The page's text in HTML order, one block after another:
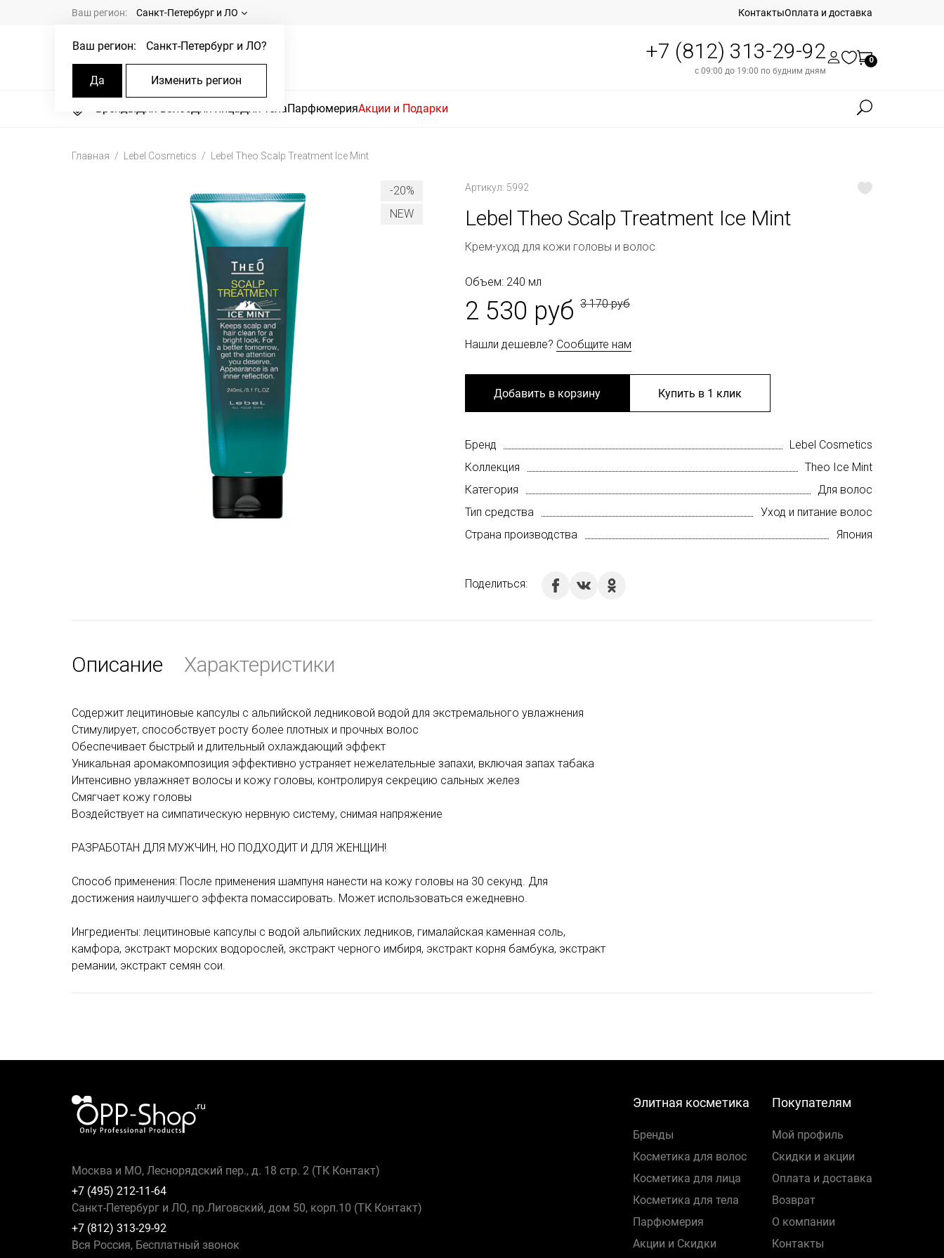
Ваш регион: Санкт-Петербург и ЛО
Ваш регион: Санкт-Петербург и ЛО?
Да Изменить регион
КонтактыОплата и доставка
+7 (812) 313-29-92
с 09:00 до 19:00 по будним дням
0
БрендыДля волосДля лицаДля телаПарфюмерияАкции и Подарки
Главная Lebel Cosmetics Lebel Theo Scalp Treatment Ice Mint
-20%
NEW
Артикул: 5992
Lebel Theo Scalp Treatment Ice Mint
Крем-уход для кожи головы и волос
Объем: 240 мл
2 530 руб 3 170 руб
Нашли дешевле? Сообщите нам
Добавить в корзину Купить в 1 клик
Бренд
Lebel Cosmetics
Коллекция
Theo Ice Mint
Категория
Для волос
Тип средства
Уход и питание волос
Страна производства
Япония
Поделиться:
Описание Характеристики
Содержит лецитиновые капсулы с альпийской ледниковой водой для экстремального увлажнения
Стимулирует, способствует росту более плотных и прочных волос
Обеспечивает быстрый и длительный охлаждающий эффект
Уникальная аромакомпозиция эффективно устраняет нежелательные запахи, включая запах табака
Интенсивно увлажняет волосы и кожу головы, контролируя секрецию сальных желез
Смягчает кожу головы
Воздействует на симпатическую нервную систему, снимая напряжение
РАЗРАБОТАН ДЛЯ МУЖЧИН, НО ПОДХОДИТ И ДЛЯ ЖЕНЩИН!
Способ применения: После применения шампуня нанести на кожу головы на 30 секунд. Для
достижения наилучшего эффекта помассировать. Может использоваться ежедневно.
Ингредиенты: лецитиновые капсулы с водой альпийских ледников, гималайская каменная соль,
камфора, экстракт морских водорослей, экстракт черного имбиря, экстракт корня бамбука, экстракт
ремании, экстракт семян сои.
Москва и МО, Леснорядский пер., д. 18 стр. 2 (ТК Контакт)
+7 (495) 212-11-64
Санкт-Петербург и ЛО, пр.Лиговский, дом 50, корп.10 (ТК Контакт)
+7 (812) 313-29-92
Вся Россия, Бесплатный звонок
Элитная косметика
Бренды
Косметика для волос
Косметика для лица
Косметика для тела
Парфюмерия
Акции и Скидки
Покупателям
Мой профиль
Скидки и акции
Оплата и доставка
Возврат
О компании
Контакты